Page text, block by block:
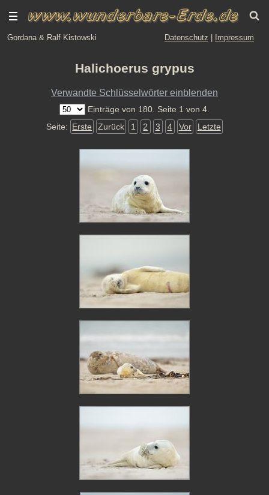
Gordana & Ralf Kistowski Datenschutz Impressum
Halichoerus grypus
Verwandte Schlüsselwörter einblenden
Einträge von 180. Seite 1 von 4.
Seite: Erste Zurück 1 2 3 4 Vor Letzte